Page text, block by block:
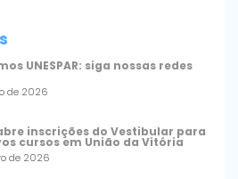
UNESPAR: siga nossas redes
de 2026
inscrições do Vestibular para
cursos em União da Vitória
de 2026